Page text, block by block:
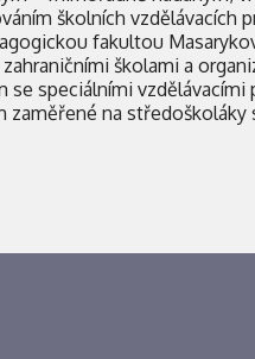
školních
fakultou
školami a
se speciálními vzdělávacími
na středoškoláky